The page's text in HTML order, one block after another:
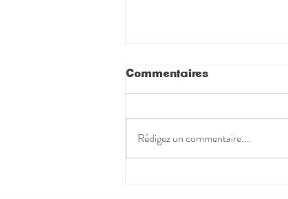
Commentaires
Rédigez un commentaire...